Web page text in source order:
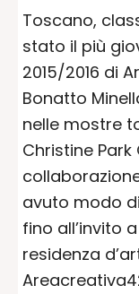
Toscano,
stato il più
2015/2016 di
Bonatto
nelle mostre
Christine Park
avuto modo
fino all’invito
residenza